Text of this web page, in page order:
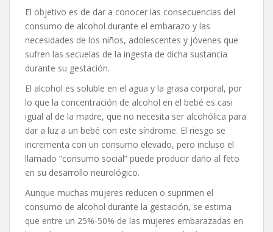
El objetivo es de dar a conocer las consecuencias del
consumo de alcohol durante el embarazo y las
necesidades de los niños, adolescentes y jóvenes que
sufren las secuelas de la ingesta de dicha sustancia
durante su gestación.
El alcohol es soluble en el agua y la grasa corporal, por
lo que la concentración de alcohol en el bebé es casi
igual al de la madre, que no necesita ser alcohólica para
dar a luz a un bebé con este síndrome. El riesgo se
incrementa con un consumo elevado, pero incluso el
llamado “consumo social” puede producir daño al feto
en su desarrollo neurológico.
Aunque muchas mujeres reducen o suprimen el
consumo de alcohol durante la gestación, se estima
que entre un 25%-50% de las mujeres embarazadas en